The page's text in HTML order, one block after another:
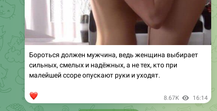
Бороться должен мужчина, ведь женщина выбирает
сильных, смелых и надёжных, а не тех, кто при
малейшей ссоре опускают руки и уходят.
8.67K 16:14